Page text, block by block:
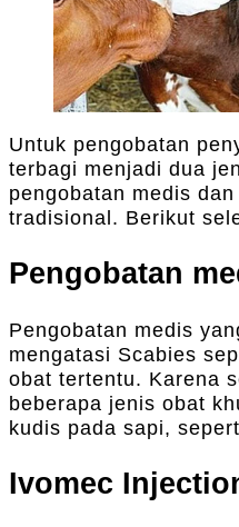
Untuk pengobatan
terbagi menjadi dua
pengobatan medis
tradisional. Berikut
Pengobatan
Pengobatan medis
mengatasi Scabies
obat tertentu. Karena
beberapa jenis obat
kudis pada sapi,
Ivomec